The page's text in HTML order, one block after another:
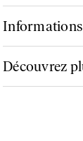
Découvrez